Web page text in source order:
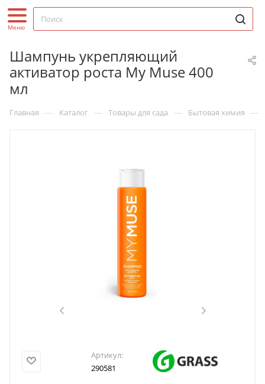
Шампунь укрепляющий
активатор роста My Muse 400
мл
Главная — Каталог — Товары для сада — Бытовая химия —
Артикул:
290581